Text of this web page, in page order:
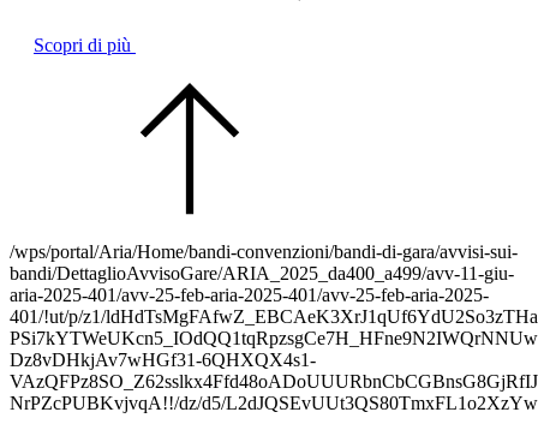
Scopri di più
/wps/portal/Aria/Home/bandi-convenzioni/bandi-di-gara/avvisi-sui-
bandi/DettaglioAvvisoGare/ARIA_2025_da400_a499/avv-11-giu-
aria-2025-401/avv-25-feb-aria-2025-401/avv-25-feb-aria-2025-
401/!ut/p/z1/
Dz8vDHkjAv7wHGf31-6QHXQX4s1-
NrPZcPUBKvjvqA!!/dz/d5/